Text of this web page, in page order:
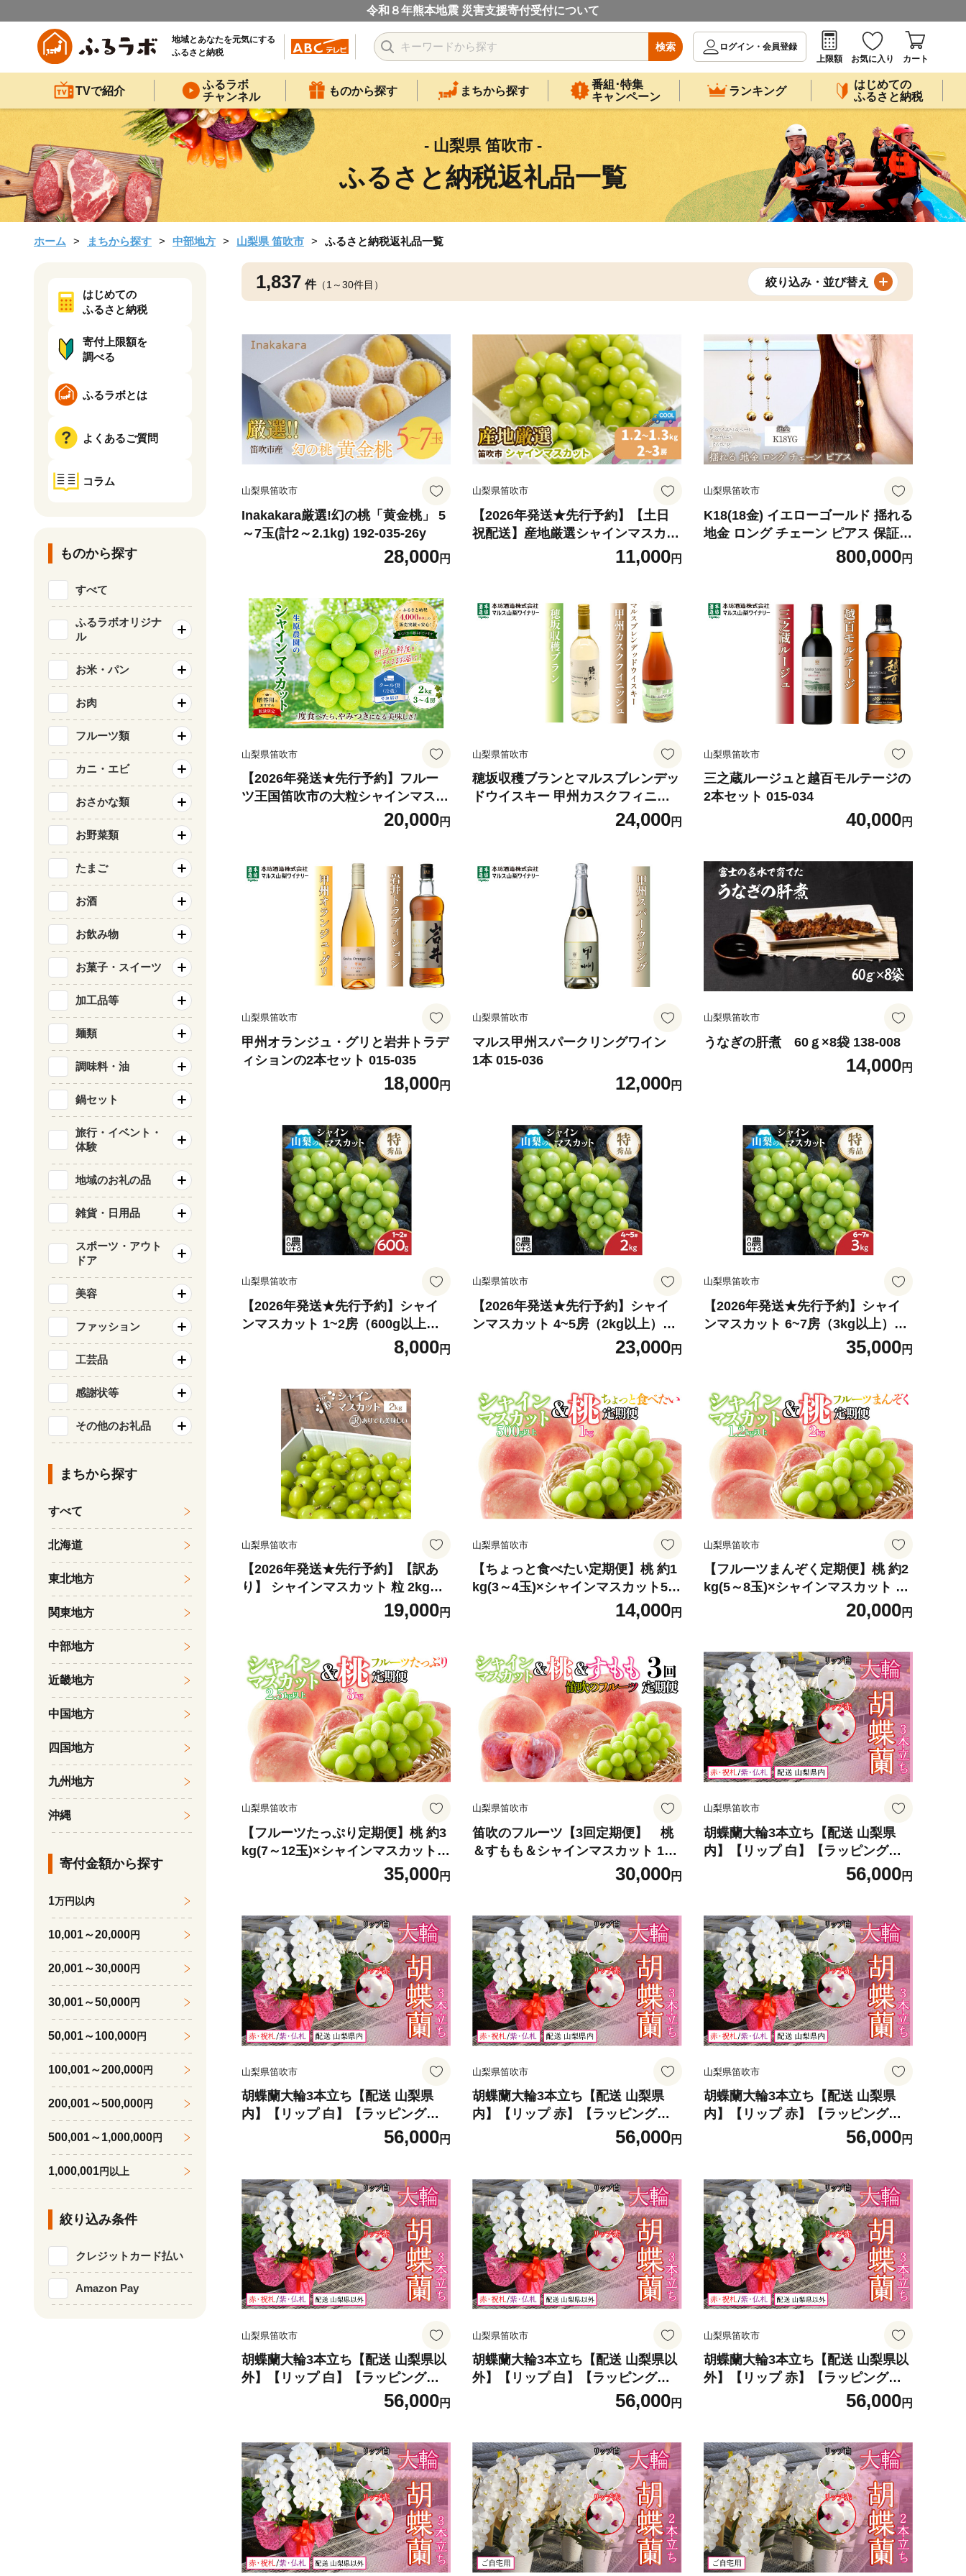
令和８年熊本地震 災害支援寄付受付について
地域とあなたを元気にする
ふるさと納税
検索
ログイン・会員登録
上限額
お気に入り カート
TVで紹介
ふるラボ
チャンネル
ものから探す まちから探す
番組･特集
キャンペーン
ランキング
はじめての
ふるさと納税
- 山梨県 笛吹市 -
ふるさと納税返礼品一覧
ホーム まちから探す 中部地方 山梨県 笛吹市 ふるさと納税返礼品一覧
1,837 件（1～30件目） 絞り込み・並び替え
山梨県笛吹市
Inakakara厳選!幻の桃「黄金桃」 5
～7玉(計2～2.1kg) 192-035-26y
28,000円
山梨県笛吹市
【2026年発送★先行予約】【土日
祝配送】産地厳選シャインマスカッ
ト1.2kg～1.3kg（2房～3房）※沖
縄・離島配送不可※ 106-003-sku02
吹市 山梨県 フルーツ 果物 ぶどう
葡萄 大粒 シャインマスカット おす
すめ シャインマスカット 贈答 ギフ
ト 産地 笛吹市 シャインマスカット
笛吹 葡萄 国産 ぶどう 人気 国産 1.2
11,000円
山梨県笛吹市
K18(18金) イエローゴールド 揺れる
地金 ロング チェーン ピアス 保証書
800,000円
山梨県笛吹市
【2026年発送★先行予約】フルー
ツ王国笛吹市の大粒シャインマスカ
山梨県産 シャインマスカット 高レ
20,000円
山梨県笛吹市
穂坂収穫ブランとマルスブレンデッ
ドウイスキー 甲州カスクフィニッ
シュの2本セット 015-03324,000円
山梨県笛吹市
三之蔵ルージュと越百モルテージの
2本セット 015-034
40,000円
山梨県笛吹市
甲州オランジュ・グリと岩井トラデ
ィションの2本セット 015-035
18,000円
山梨県笛吹市
マルス甲州スパークリングワイン
1本 015-036
12,000円
山梨県笛吹市
うなぎの肝煮 60ｇ×8袋 138-008
14,000円
山梨県笛吹市
【2026年発送★先行予約】シャイ
ンマスカット 1~2房（600g以上）
154-008-600g ※クール便 | フル
ーツ 果物 高評価 人気 ランキング
量限定 送料無料 山梨県産 笛吹市
種なしぶどう 「販売」 KEIPE株式
8,000円
山梨県笛吹市
【2026年発送★先行予約】シャイ
ンマスカット 4~5房（2kg以上）
154-008-2kg ※クール便 | フルーツ
果物 高評価 人気 ランキング おすす
送料無料 山梨県産 笛吹市 種なし
ぶどう 「販売」 KEIPE株式会社
23,000円
山梨県笛吹市
【2026年発送★先行予約】シャイ
ンマスカット 6~7房（3kg以上）
154-008-3kg ※クール便 | フルーツ
果物 高評価 人気 ランキング おすす
送料無料 山梨県産 笛吹市 種なし
ぶどう 「販売」 KEIPE株式会社
35,000円
山梨県笛吹市
【2026年発送★先行予約】【訳あ
り】 シャインマスカット 粒 2kg以
上 154-033-2kg ※クール便 | 不揃
い ご自宅用 ご家庭用 フルーツ 果物
い 美味しい デザート 数量限定 送料
無料 山梨県産 笛吹市 ぶどう 「販
売」 KEIPE株式会社
19,000円
山梨県笛吹市
【ちょっと食べたい定期便】桃 約1
kg(3～4玉)×シャインマスカット50
0g以上 126-024 | 定期便 桃 シャイ
ンマスカット 山梨県産 フルーツ 果
カット 新鮮 人気 おすすめ 山梨 笛
吹市 |
14,000円
山梨県笛吹市
【フルーツまんぞく定期便】桃 約2
kg(5～8玉)×シャインマスカット 1.
2kg以上(2～3房) 126-025 | 定期便
桃 シャインマスカット 山梨県産 フ
インマスカット 新鮮 人気 おすすめ
山梨 笛吹市 |
20,000円
山梨県笛吹市
【フルーツたっぷり定期便】桃 約3
kg(7～12玉)×シャインマスカット2.
5kg以上(3～6房) 126-026 | 定期便
桃 シャインマスカット 山梨県産 フ
インマスカット 新鮮 人気 おすすめ
山梨 笛吹市 |
35,000円
山梨県笛吹市
笛吹のフルーツ【3回定期便】 桃
＆すもも＆シャインマスカット 126
30,000円
山梨県笛吹市
胡蝶蘭大輪3本立ち【配送 山梨県
内】【リップ 白】【ラッピング
赤・祝札】 234-001-0156,000円
山梨県笛吹市
胡蝶蘭大輪3本立ち【配送 山梨県
内】【リップ 白】【ラッピング
56,000円
山梨県笛吹市
胡蝶蘭大輪3本立ち【配送 山梨県
内】【リップ 赤】【ラッピング
56,000円
山梨県笛吹市
胡蝶蘭大輪3本立ち【配送 山梨県
内】【リップ 赤】【ラッピング
56,000円
山梨県笛吹市
胡蝶蘭大輪3本立ち【配送 山梨県以
外】【リップ 白】【ラッピング
56,000円
山梨県笛吹市
胡蝶蘭大輪3本立ち【配送 山梨県以
外】【リップ 白】【ラッピング
56,000円
山梨県笛吹市
胡蝶蘭大輪3本立ち【配送 山梨県以
外】【リップ 赤】【ラッピング
56,000円
はじめての
ふるさと納税
寄付上限額を
調べる
ふるラボとは
よくあるご質問
コラム
ものから探す
すべて
ふるラボオリジナ
ル
お米・パン
お肉
フルーツ類
カニ・エビ
おさかな類
お野菜類
たまご
お酒
お飲み物
お菓子・スイーツ
加工品等
麺類
調味料・油
鍋セット
旅行・イベント・
体験
地域のお礼の品
雑貨・日用品
スポーツ・アウト
ドア
美容
ファッション
工芸品
感謝状等
その他のお礼品
まちから探す
すべて
北海道
東北地方
関東地方
中部地方
近畿地方
中国地方
四国地方
九州地方
沖縄
寄付金額から探す
1万円以内
10,001～20,000円
20,001～30,000円
30,001～50,000円
50,001～100,000円
100,001～200,000円
200,001～500,000円
500,001～1,000,000円
1,000,001円以上
絞り込み条件
クレジットカード払い
Amazon Pay